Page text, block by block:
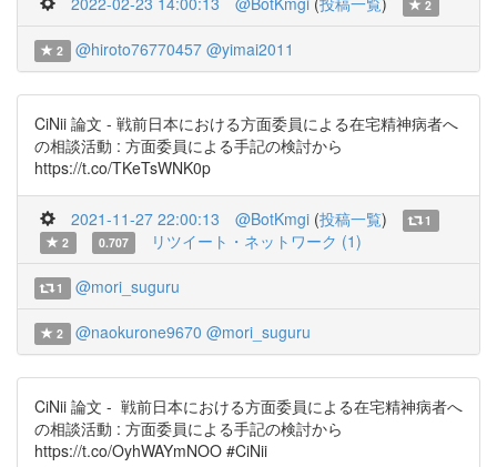
2
2 @hiroto76770457 @yimai2011
CiNii 論文 - 戦前日本における方面委員による在宅精神病者へ
の相談活動 : 方面委員による手記の検討から
https://t.co/TKeTsWNK0p
2021-11-27 22:00:13 @BotKmgi (投稿一覧)
1
2
0.707 リツイート・ネットワーク (1)
1 @mori_suguru
2 @naokurone9670 @mori_suguru
CiNii 論文 - 戦前日本における方面委員による在宅精神病者へ
の相談活動 : 方面委員による手記の検討から
https://t.co/OyhWAYmNOO #CiNii